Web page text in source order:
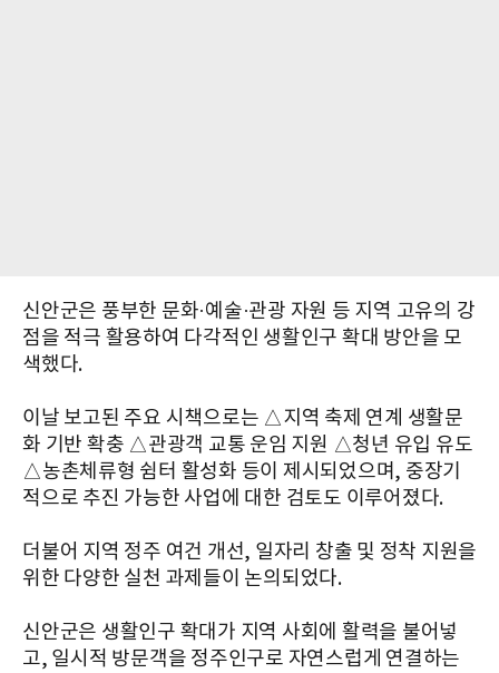
신안군은 풍부한 문화·예술·관광 자원 등 지역 고유의 강
점을 적극 활용하여 다각적인 생활인구 확대 방안을 모
색했다.
이날 보고된 주요 시책으로는 △지역 축제 연계 생활문
화 기반 확충 △관광객 교통 운임 지원 △청년 유입 유도
△농촌체류형 쉼터 활성화 등이 제시되었으며, 중장기
적으로 추진 가능한 사업에 대한 검토도 이루어졌다.
더불어 지역 정주 여건 개선, 일자리 창출 및 정착 지원을
위한 다양한 실천 과제들이 논의되었다.
신안군은 생활인구 확대가 지역 사회에 활력을 불어넣
고, 일시적 방문객을 정주인구로 자연스럽게 연결하는